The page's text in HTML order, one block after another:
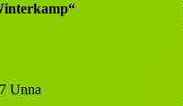
Unna